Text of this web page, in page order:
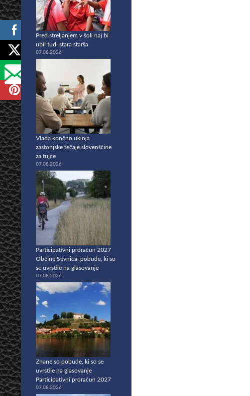
Pred streljanjem v šoli naj bi
ubil tudi stara starša
07.08.2026
Vlada končno ukinja
zastonjske tečaje slovenščine
za tujce
07.08.2026
Participativni proračun 2027
Občine Sevnica: pobude, ki so
se uvrstile na glasovanje
07.08.2026
Znane so pobude, ki so se
uvrstile na glasovanje
Participativni proračun 2027
07.08.2026